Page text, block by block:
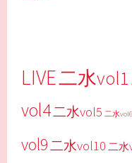
LIVE二水vol1
vol4二水vol5 二水vol6
vol9二水vol10 二水